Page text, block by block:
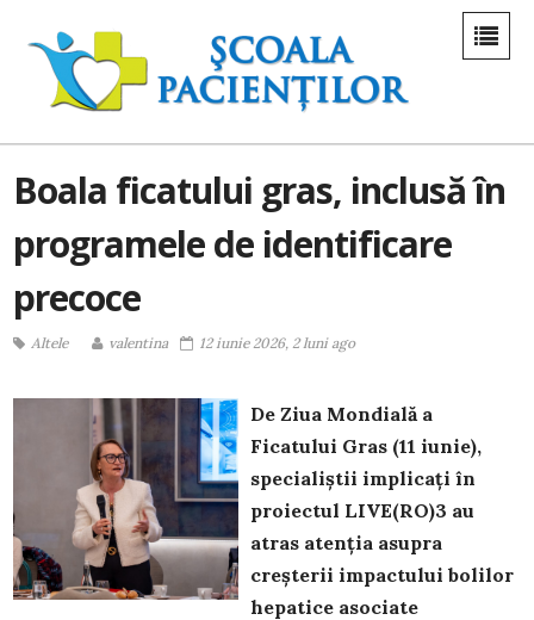
Boala ficatului gras, inclusă în
programele de identificare
precoce
Altele valentina 12 iunie 2026, 2 luni ago
De Ziua Mondială a
Ficatului Gras (11 iunie),
specialiștii implicați în
proiectul LIVE(RO)3 au
atras atenția asupra
creșterii impactului bolilor
hepatice asociate